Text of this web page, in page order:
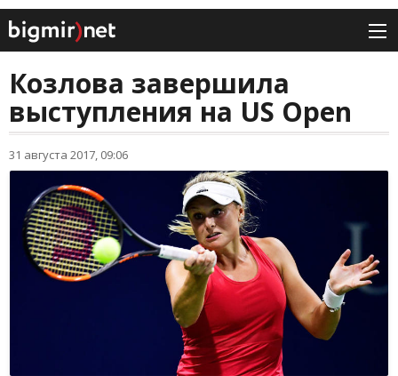
Козлова завершила
выступления на US Open
31 августа 2017, 09:06